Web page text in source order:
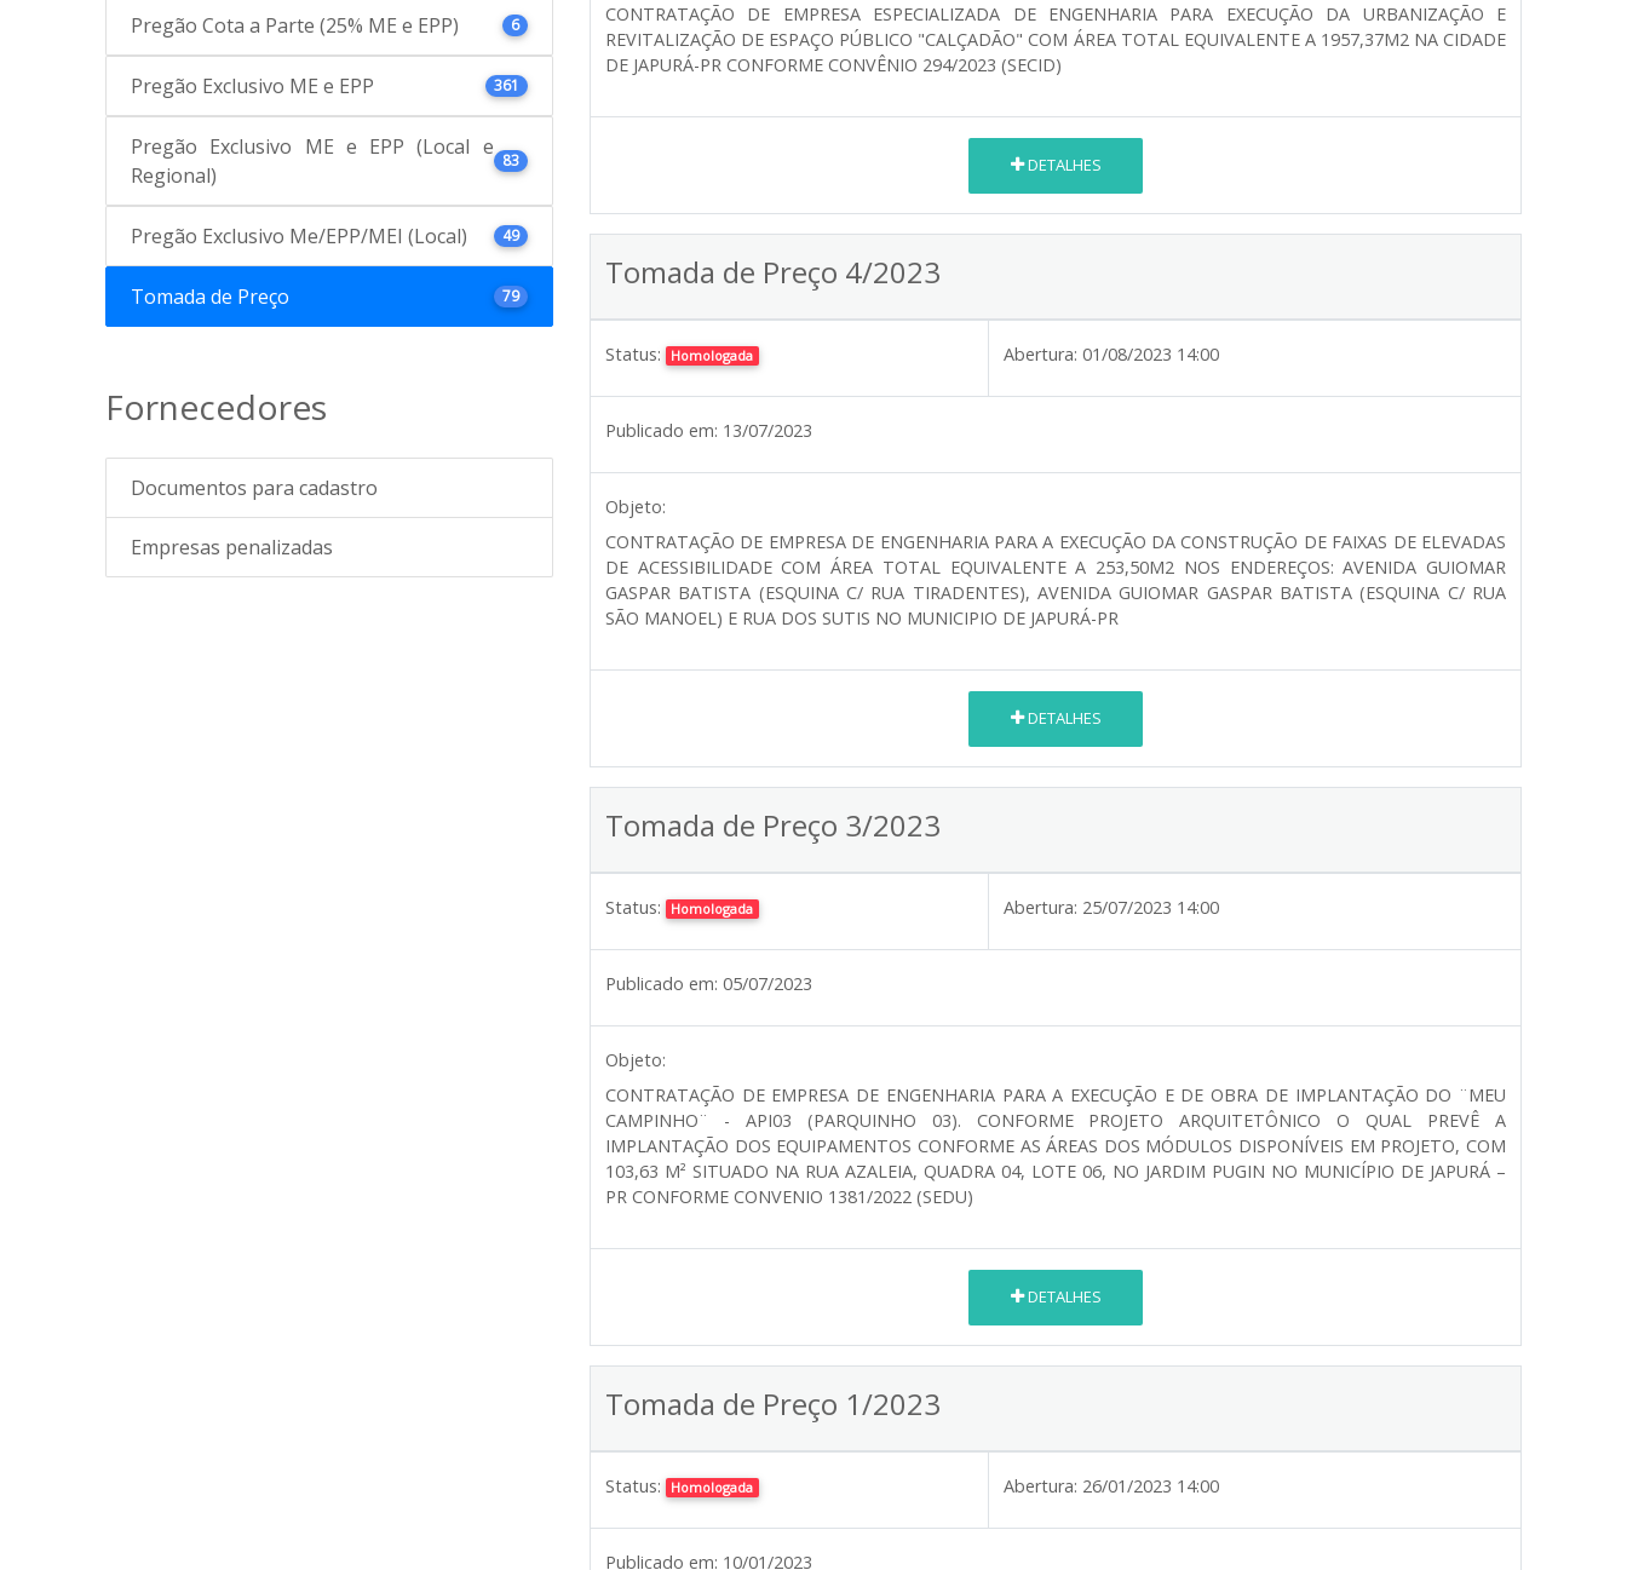
Pregão Cota a Parte (25% ME e EPP) 6
Pregão Exclusivo ME e EPP 361
Pregão Exclusivo ME e EPP (Local e
Regional)
83
Pregão Exclusivo Me/EPP/MEI (Local) 49
Tomada de Preço 79
Fornecedores
Documentos para cadastro
Empresas penalizadas
CONTRATAÇÃO DE EMPRESA ESPECIALIZADA DE ENGENHARIA PARA EXECUÇÃO DA URBANIZAÇÃO E
REVITALIZAÇÃO DE ESPAÇO PÚBLICO "CALÇADÃO" COM ÁREA TOTAL EQUIVALENTE A 1957,37M2 NA CIDADE
DE JAPURÁ-PR CONFORME CONVÊNIO 294/2023 (SECID)
DETALHES
Tomada de Preço 4/2023
Status: Homologada Abertura: 01/08/2023 14:00
Publicado em: 13/07/2023
Objeto:
CONTRATAÇÃO DE EMPRESA DE ENGENHARIA PARA A EXECUÇÃO DA CONSTRUÇÃO DE FAIXAS DE ELEVADAS
DE ACESSIBILIDADE COM ÁREA TOTAL EQUIVALENTE A 253,50M2 NOS ENDEREÇOS: AVENIDA GUIOMAR
GASPAR BATISTA (ESQUINA C/ RUA TIRADENTES), AVENIDA GUIOMAR GASPAR BATISTA (ESQUINA C/ RUA
SÃO MANOEL) E RUA DOS SUTIS NO MUNICIPIO DE JAPURÁ-PR
DETALHES
Tomada de Preço 3/2023
Status: Homologada Abertura: 25/07/2023 14:00
Publicado em: 05/07/2023
Objeto:
CONTRATAÇÃO DE EMPRESA DE ENGENHARIA PARA A EXECUÇÃO E DE OBRA DE IMPLANTAÇÃO DO ¨MEU
CAMPINHO¨ - API03 (PARQUINHO 03). CONFORME PROJETO ARQUITETÔNICO O QUAL PREVÊ A
IMPLANTAÇÃO DOS EQUIPAMENTOS CONFORME AS ÁREAS DOS MÓDULOS DISPONÍVEIS EM PROJETO, COM
103,63 M² SITUADO NA RUA AZALEIA, QUADRA 04, LOTE 06, NO JARDIM PUGIN NO MUNICÍPIO DE JAPURÁ –
PR CONFORME CONVENIO 1381/2022 (SEDU)
DETALHES
Tomada de Preço 1/2023
Status: Homologada Abertura: 26/01/2023 14:00
Publicado em: 10/01/2023